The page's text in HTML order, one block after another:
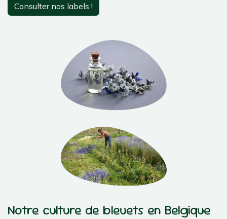
Consulter nos labels !
Notre culture de bleuets en Belgique